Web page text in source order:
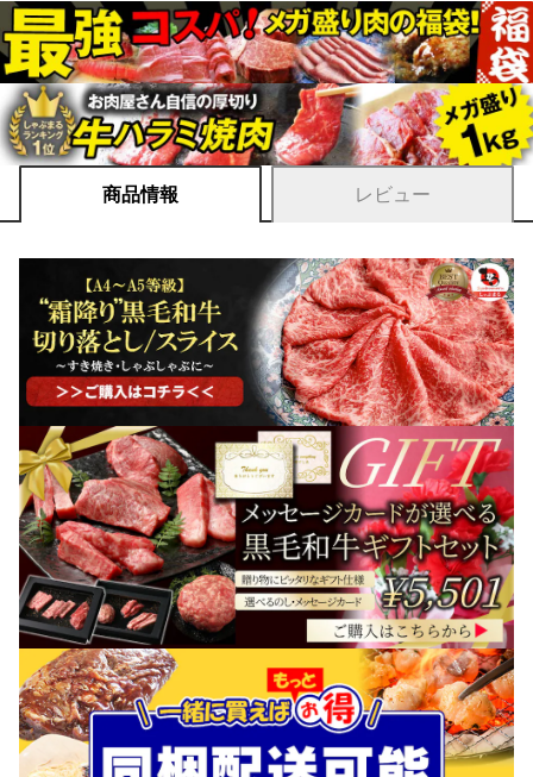
商品情報 レビュー